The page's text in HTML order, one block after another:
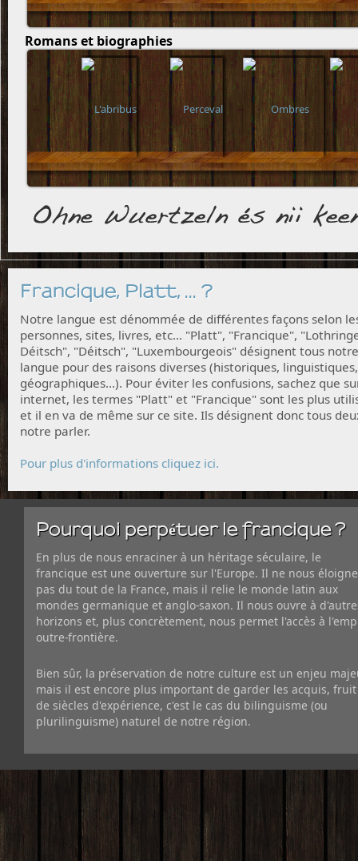
Romans et biographies
Francique, Platt, ... ?
Notre langue est dénommée de différentes façons selon
personnes, sites, livres, etc... "Platt", "Francique",
Déitsch", "Déitsch", "Luxembourgeois" désignent tous notre
langue pour des raisons diverses (historiques, linguistiques,
géographiques...). Pour éviter les confusions, sachez que
internet, les termes "Platt" et "Francique" sont les plus
et il en va de même sur ce site. Ils désignent donc tous
notre parler.
Pour plus d'informations cliquez ici.
Pourquoi perpétuer le francique ?
En plus de nous enraciner à un héritage séculaire, le
francique est une ouverture sur l'Europe. Il ne nous éloigne
pas du tout de la France, mais il relie le monde latin aux
mondes germanique et anglo-saxon. Il nous ouvre à
horizons et, plus concrètement, nous permet l'accès à
outre-frontière.
Bien sûr, la préservation de notre culture est un enjeu
mais il est encore plus important de garder les acquis, fruit
de siècles d'expérience, c'est le cas du bilinguisme (ou
plurilinguisme) naturel de notre région.